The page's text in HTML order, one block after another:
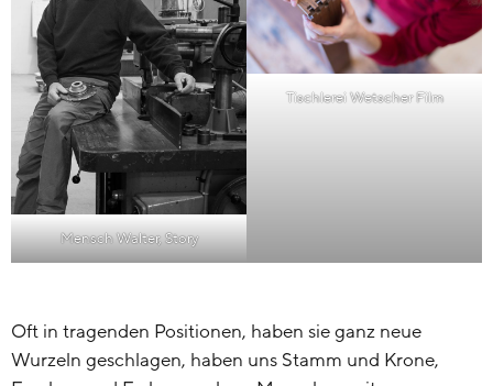
Mensch Walter, Story
Tischlerei Wetscher Film
Oft in tragenden Positionen, haben sie ganz neue
Wurzeln geschlagen, haben uns Stamm und Krone,